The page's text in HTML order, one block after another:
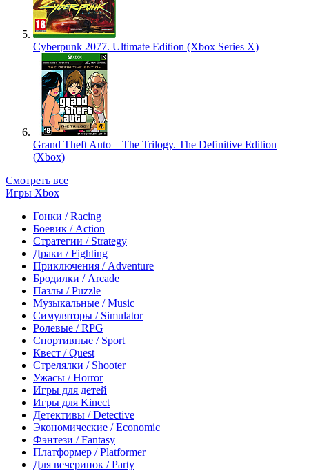
Cyberpunk 2077. Ultimate Edition (Xbox Series X)
Grand Theft Auto – The Trilogy. The Definitive Edition
(Xbox)
Смотреть все
Игры Xbox
Гонки / Racing
Боевик / Action
Стратегии / Strategy
Драки / Fighting
Приключения / Adventure
Бродилки / Arcade
Пазлы / Puzzle
Музыкальные / Music
Симуляторы / Simulator
Ролевые / RPG
Спортивные / Sport
Квест / Quest
Стрелялки / Shooter
Ужасы / Horror
Игры для детей
Игры для Kinect
Детективы / Detective
Экономические / Economic
Фэнтези / Fantasy
Платформер / Platformer
Для вечеринок / Party